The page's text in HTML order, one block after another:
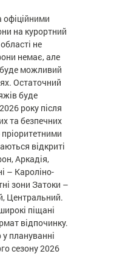
офіційними
на курортний
не
немає, але
можливий
Остаточний
буде
року після
та безпечних
відкриті
Аркадія,
– Кароліно-
зони Затоки –
Центральний.
піщані
відпочинку.
плануванні
сезону 2026